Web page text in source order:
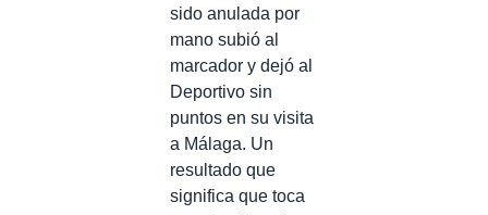
sido anulada por
mano subió al
marcador y dejó al
Deportivo sin
puntos en su visita
a Málaga. Un
resultado que
significa que toca